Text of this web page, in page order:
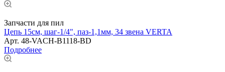
Запчасти для пил
Цепь 15см, шаг-1/4", паз-1,1мм, 34 звена VERTA
Арт. 48-VACH-B1118-BD
Подробнее